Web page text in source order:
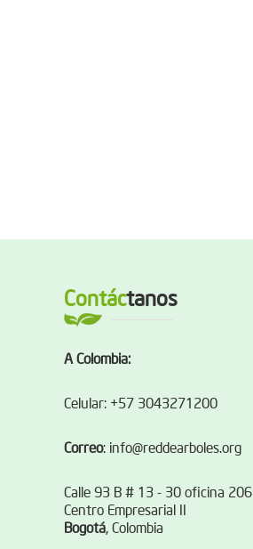
Contáctanos
A Colombia:
Celular: +57 3043271200
Correo: info@reddearboles.org
Calle 93 B # 13 - 30 oficina 206
Centro Empresarial II
Bogotá, Colombia